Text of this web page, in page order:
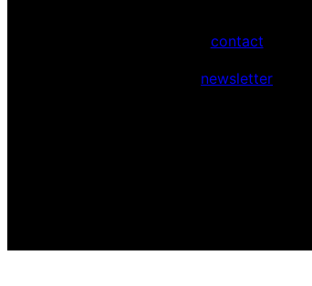
contact
newsletter